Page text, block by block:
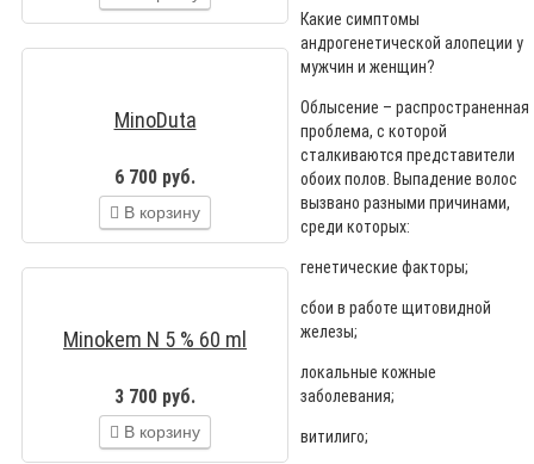
MinoDuta
6 700 руб.
В корзину
Minokem N 5 % 60 ml
3 700 руб.
В корзину
Какие симптомы
андрогенетической алопеции у
мужчин и женщин?
Облысение – распространенная
проблема, с которой
сталкиваются представители
обоих полов. Выпадение волос
вызвано разными причинами,
среди которых:
генетические факторы;
сбои в работе щитовидной
железы;
локальные кожные
заболевания;
витилиго;